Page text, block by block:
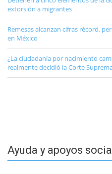
extorsión a migrantes
Remesas alcanzan cifras récord,
en México
¿La ciudadanía por nacimiento
realmente decidió la Corte
Ayuda y apoyos